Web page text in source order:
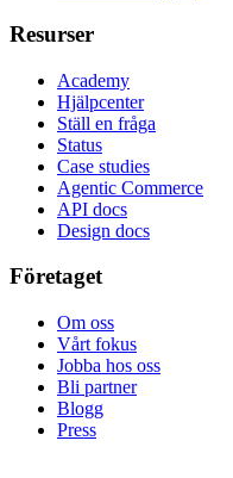
Resurser
Academy
Hjälpcenter
Ställ en fråga
Status
Case studies
Agentic Commerce
API docs
Design docs
Företaget
Om oss
Vårt fokus
Jobba hos oss
Bli partner
Blogg
Press